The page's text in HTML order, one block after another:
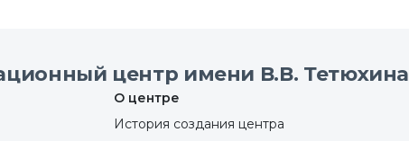
центр имени В.В. Тетюхина
О центре
История создания центра